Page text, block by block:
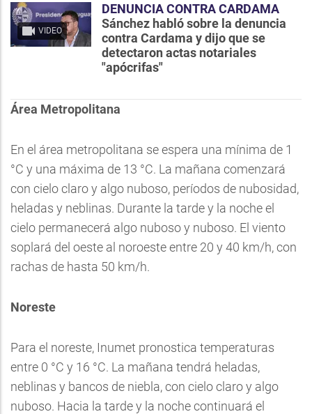
VIDEO
DENUNCIA CONTRA CARDAMA
Sánchez habló sobre la denuncia
contra Cardama y dijo que se
detectaron actas notariales
"apócrifas"
Área Metropolitana
En el área metropolitana se espera una mínima de 1
°C y una máxima de 13 °C. La mañana comenzará
con cielo claro y algo nuboso, períodos de nubosidad,
heladas y neblinas. Durante la tarde y la noche el
cielo permanecerá algo nuboso y nuboso. El viento
soplará del oeste al noroeste entre 20 y 40 km/h, con
rachas de hasta 50 km/h.
Noreste
Para el noreste, Inumet pronostica temperaturas
entre 0 °C y 16 °C. La mañana tendrá heladas,
neblinas y bancos de niebla, con cielo claro y algo
nuboso. Hacia la tarde y la noche continuará el